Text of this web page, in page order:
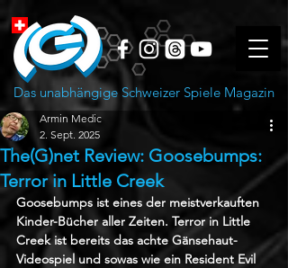
Das unabhängige Schweizer Spiele Magazin
The(G)net Review: Goosebumps:
Terror in Little Creek
Armin Medic
2. Sept. 2025
Goosebumps ist eines der meistverkauften
Kinder-Bücher aller Zeiten. Terror in Little
Creek ist bereits das achte Gänsehaut-
Videospiel und sowas wie ein Resident Evil